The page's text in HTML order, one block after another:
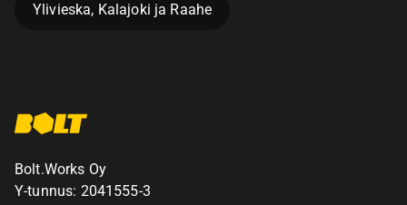
Ylivieska, Kalajoki ja Raahe
Bolt.Works Oy
Y-tunnus: 2041555-3